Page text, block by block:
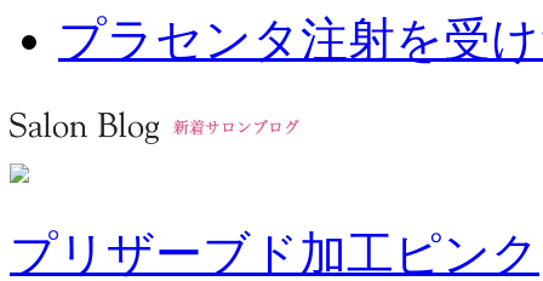
プラセンタ注射を受
プリザーブド加工ピンク